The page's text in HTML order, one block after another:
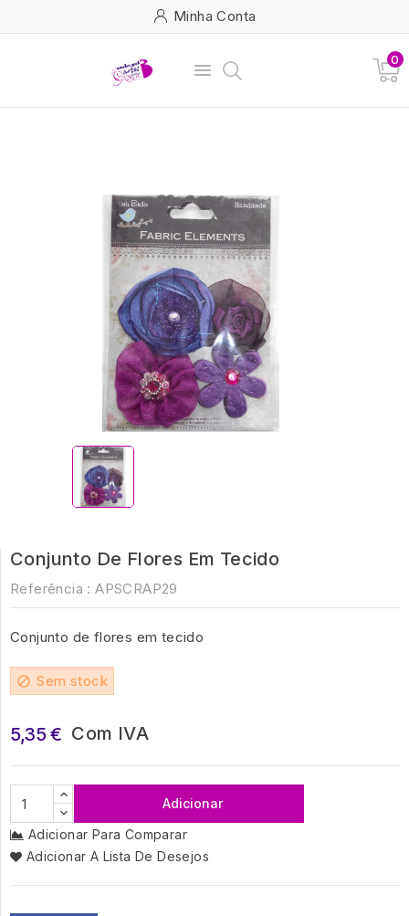
Minha Conta
 0
Conjunto De Flores Em Tecido
Referência : APSCRAP29
Conjunto de flores em tecido
block Sem stock
5,35 € Com IVA
Adicionar
Adicionar Para Comparar
Adicionar A Lista De Desejos